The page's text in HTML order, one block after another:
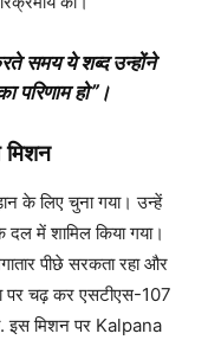
समय ये शब्द उन्होंने
परिणाम हो”।
मिशन
के लिए चुना गया। उन्हें
में शामिल किया गया।
पीछे सरकता रहा और
पर चढ़ कर एसटीएस-107
इस मिशन पर Kalpana